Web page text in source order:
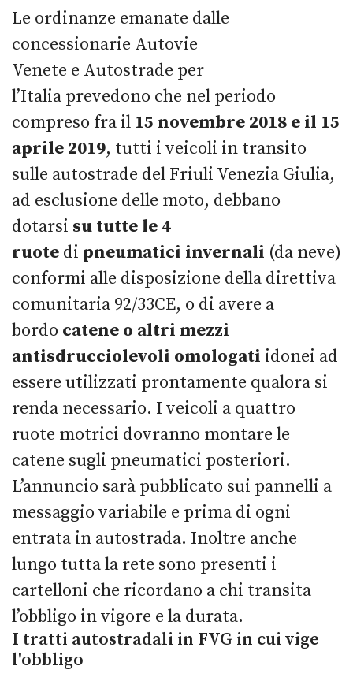
Le ordinanze emanate dalle
concessionarie Autovie
Venete e Autostrade per
l’Italia prevedono che nel periodo
compreso fra il 15 novembre 2018 e il 15
aprile 2019, tutti i veicoli in transito
sulle autostrade del Friuli Venezia Giulia,
ad esclusione delle moto, debbano
dotarsi su tutte le 4
ruote di pneumatici invernali (da neve)
conformi alle disposizione della direttiva
comunitaria 92/33CE, o di avere a
bordo catene o altri mezzi
antisdrucciolevoli omologati idonei ad
essere utilizzati prontamente qualora si
renda necessario. I veicoli a quattro
ruote motrici dovranno montare le
catene sugli pneumatici posteriori.
L’annuncio sarà pubblicato sui pannelli a
messaggio variabile e prima di ogni
entrata in autostrada. Inoltre anche
lungo tutta la rete sono presenti i
cartelloni che ricordano a chi transita
l’obbligo in vigore e la durata.
I tratti autostradali in FVG in cui vige
l'obbligo